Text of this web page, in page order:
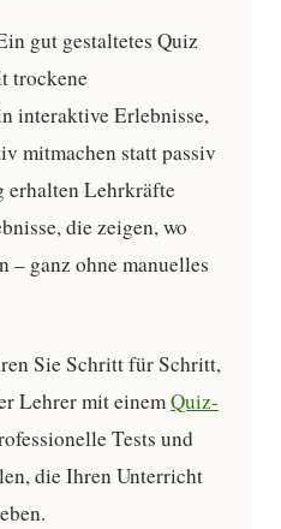
gut gestaltetes Quiz
trockene
interaktive Erlebnisse,
mitmachen statt passiv
erhalten Lehrkräfte
die zeigen, wo
– ganz ohne manuelles
Sie Schritt für Schritt,
Lehrer mit einemQuiz-
Tests und
die Ihren Unterricht